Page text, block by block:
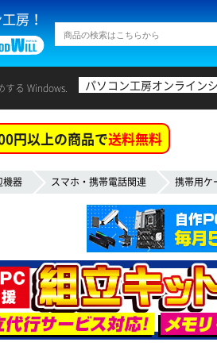
房！
する Windows. パソコン工房オンライン
円以上の商品で送料無料
機器 スマホ・携帯電話関連 携帯用ケ